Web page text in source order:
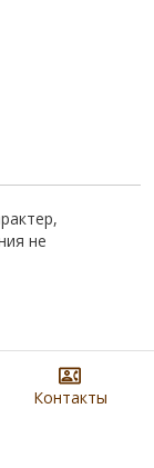
не
Контакты